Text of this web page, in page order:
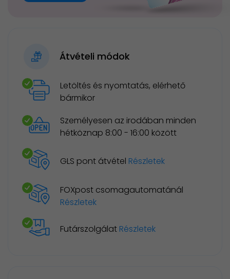
Átvételi módok
Letöltés és nyomtatás, elérhető
bármikor
Személyesen az irodában minden
hétköznap 8:00 - 16:00 között
GLS pont átvétel Részletek
FOXpost csomagautomatánál
Részletek
Futárszolgálat Részletek